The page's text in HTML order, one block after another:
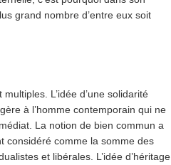
grand nombre d’entre eux soit
L’idée d’une solidarité
à l’homme contemporain qui ne
La notion de bien commun a
considéré comme la somme des
et libérales. L’idée d’héritage